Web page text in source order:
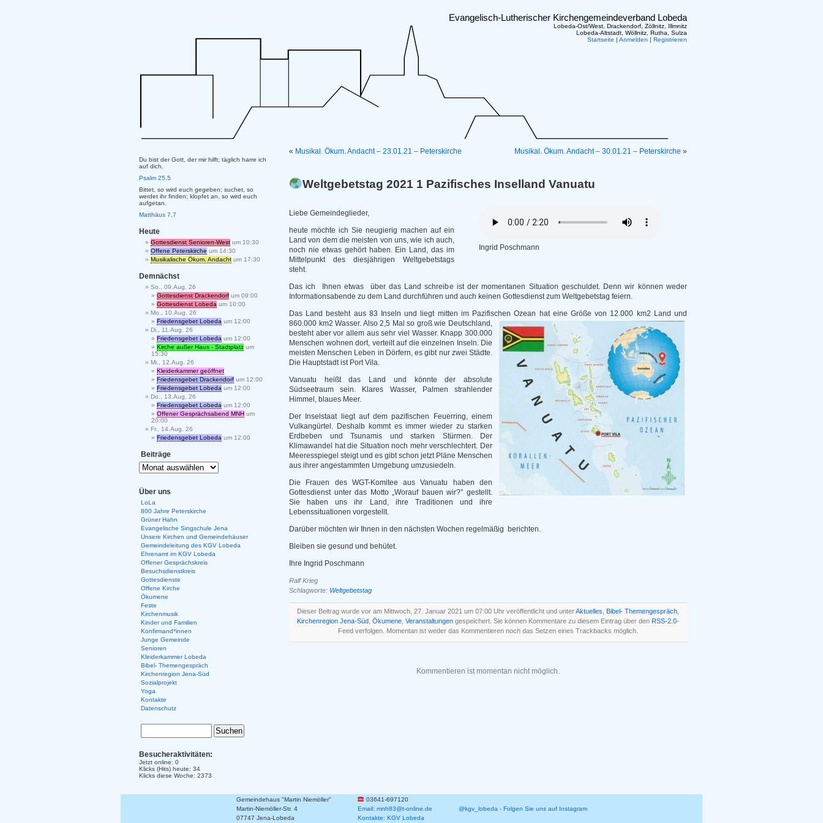
Evangelisch-Lutherischer Kirchengemeindeverband Lobeda
Lobeda-Ost/West, Drackendorf, Zöllnitz, Illmnitz
Lobeda-Altstadt, Wöllnitz, Rutha, Sulza
Startseite | Anmelden | Registrieren
« Musikal. Ökum. Andacht – 23.01.21 – Peterskirche Musikal. Ökum. Andacht – 30.01.21 – Peterskirche »
Weltgebetstag 2021 1 Pazifisches Inselland Vanuatu
Ingrid Poschmann
Liebe Gemeindeglieder,
heute möchte ich Sie neugierig machen auf ein
Land von dem die meisten von uns, wie ich auch,
noch nie etwas gehört haben. Ein Land, das im
Mittelpunkt des diesjährigen Weltgebetstags
steht.
Das ich Ihnen etwas über das Land schreibe ist der momentanen Situation geschuldet. Denn wir können weder
Informationsabende zu dem Land durchführen und auch keinen Gottesdienst zum Weltgebetstag feiern.
Das Land besteht aus 83 Inseln und liegt mitten im Pazifischen Ozean hat eine Größe von 12.000 km2 Land und
860.000 km2 Wasser. Also 2,5 Mal so groß wie Deutschland,
besteht aber vor allem aus sehr viel Wasser. Knapp 300.000
Menschen wohnen dort, verteilt auf die einzelnen Inseln. Die
meisten Menschen Leben in Dörfern, es gibt nur zwei Städte.
Die Hauptstadt ist Port Vila.
Vanuatu heißt das Land und könnte der absolute
Südseetraum sein. Klares Wasser, Palmen strahlender
Himmel, blaues Meer.
Der Inselstaat liegt auf dem pazifischen Feuerring, einem
Vulkangürtel. Deshalb kommt es immer wieder zu starken
Erdbeben und Tsunamis und starken Stürmen. Der
Klimawandel hat die Situation noch mehr verschlechtert. Der
Meeresspiegel steigt und es gibt schon jetzt Pläne Menschen
aus ihrer angestammten Umgebung umzusiedeln.
Die Frauen des WGT-Komitee aus Vanuatu haben den
Gottesdienst unter das Motto „Worauf bauen wir?” gestellt.
Sie haben uns ihr Land, ihre Traditionen und ihre
Lebenssituationen vorgestellt.
Darüber möchten wir Ihnen in den nächsten Wochen regelmäßig berichten.
Bleiben sie gesund und behütet.
Ihre Ingrid Poschmann
Ralf Krieg
Schlagworte: Weltgebetstag
Dieser Beitrag wurde vor am Mittwoch, 27. Januar 2021 um 07:00 Uhr veröffentlicht und unterAktuelles Bibel- Themengespräch
Kirchenregion Jena-Süd Ökumene Veranstaltungen gespeichert. Sie können Kommentare zu diesem Eintrag über den RSS-2.0-
Feed verfolgen. Momentan ist weder das Kommentieren noch das Setzen eines Trackbacks möglich.
Kommentieren ist momentan nicht möglich.
Du bist der Gott, der mir hilft; täglich harre ich
auf dich.
Psalm 25,5
Bittet, so wird euch gegeben; suchet, so
werdet ihr finden; klopfet an, so wird euch
aufgetan.
Matthäus 7,7
Heute
Gottesdienst Senioren-West um 10:30
Offene Peterskirche um 14:30
Musikalische Ökum. Andacht um 17:30
Demnächst
So., 09.Aug. 26
Gottesdienst Drackendorf um 09:00
Gottesdienst Lobeda um 10:00
Mo., 10.Aug. 26
Friedensgebet Lobeda um 12:00
Di., 11.Aug. 26
Friedensgebet Lobeda um 12:00
Kirche außer Haus - Stadtplatz um
15:30
Mi., 12.Aug. 26
Kleiderkammer geöffnet
Friedensgebet Drackendorf um 12:00
Friedensgebet Lobeda um 12:00
Do., 13.Aug. 26
Friedensgebet Lobeda um 12:00
Offener Gesprächsabend MNH um
20:00
Fr., 14.Aug. 26
Friedensgebet Lobeda um 12:00
Beiträge
Über uns
LoLa
800 Jahre Peterskirche
Grüner Hahn
Evangelische Singschule Jena
Unsere Kirchen und Gemeindehäuser
Gemeindeleitung des KGV Lobeda
Ehrenamt im KGV Lobeda
Offener Gesprächskreis
Besuchsdienstkreis
Gottesdienste
Offene Kirche
Ökumene
Feste
Kirchenmusik
Kinder und Familien
Konfirmand*innen
Junge Gemeinde
Senioren
Kleiderkammer Lobeda
Bibel- Themengespräch
Kirchenregion Jena-Süd
Sozialprojekt
Yoga
Kontakte
Datenschutz
Besucheraktivitäten:
Jetzt online: 0
Klicks (Hits) heute: 34
Klicks diese Woche: 2373
Gemeindehaus "Martin Niemöller"
03641-697120
Martin-Niemöller-Str. 4
Email: mnh83@t-online.de
@kgv_lobeda - Folgen Sie uns auf Instagram
07747 Jena-Lobeda
Kontakte: KGV Lobeda